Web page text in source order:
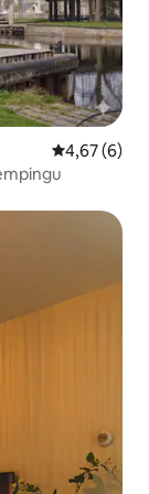
Priemerné
4,67 (6)